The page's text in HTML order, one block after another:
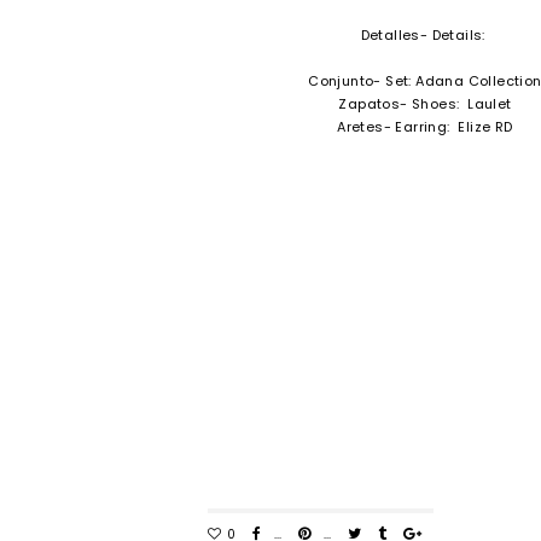
Detalles- Details:
Conjunto- Set: Adana Collection
Zapatos- Shoes: Laulet
Aretes- Earring: Elize RD